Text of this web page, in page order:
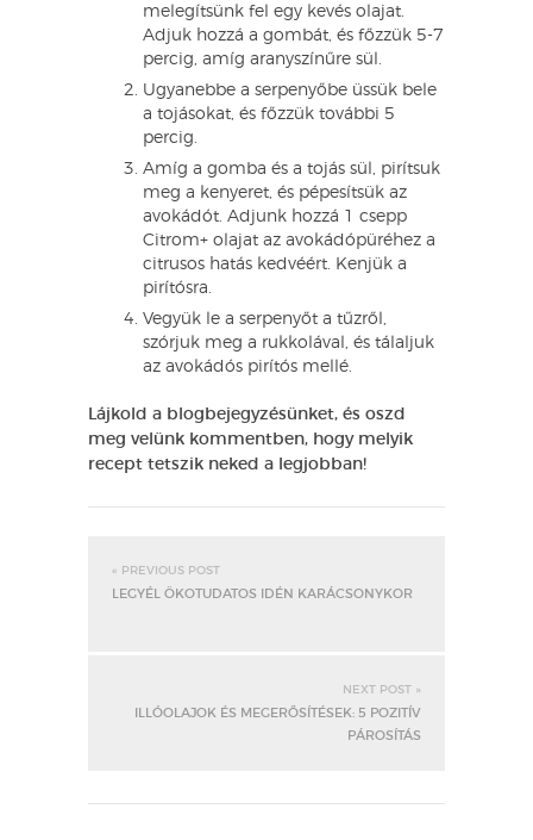
melegítsünk fel egy kevés olajat.
Adjuk hozzá a gombát, és főzzük 5-7
percig, amíg aranyszínűre sül.
Ugyanebbe a serpenyőbe üssük bele
a tojásokat, és főzzük további 5
percig.
Amíg a gomba és a tojás sül, pirítsuk
meg a kenyeret, és pépesítsük az
avokádót. Adjunk hozzá 1 csepp
Citrom+ olajat az avokádópüréhez a
citrusos hatás kedvéért. Kenjük a
pirítósra.
Vegyük le a serpenyőt a tűzről,
szórjuk meg a rukkolával, és tálaljuk
az avokádós pirítós mellé.
Lájkold a blogbejegyzésünket, és oszd
meg velünk kommentben, hogy melyik
recept tetszik neked a legjobban!
« PREVIOUS POST
LEGYÉL ÖKOTUDATOS IDÉN KARÁCSONYKOR
NEXT POST »
ILLÓOLAJOK ÉS MEGERŐSÍTÉSEK: 5 POZITÍV
PÁROSÍTÁS